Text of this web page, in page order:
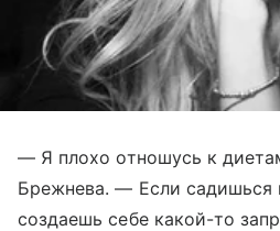
— Я плохо отношусь к
Брежнева. — Если садишься
создаешь себе какой-то